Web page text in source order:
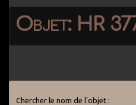
Objet: HR
Chercher le nom de l'objet :